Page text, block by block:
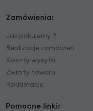
Zamówienia:
Jak pakujemy ?
Realizacje zamówień
Koszty wysyłki
Zwroty towaru
Reklamacje
Pomocne linki: